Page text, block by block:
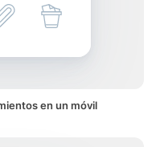
en un móvil